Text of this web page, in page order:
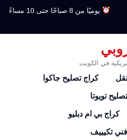
يوميًا من 8 صباحًا حتى 10 مساءً
في الكويت
كراج تصليح جاكوا
تويوتا
كراج بي ام دبليو
فني تكيييف